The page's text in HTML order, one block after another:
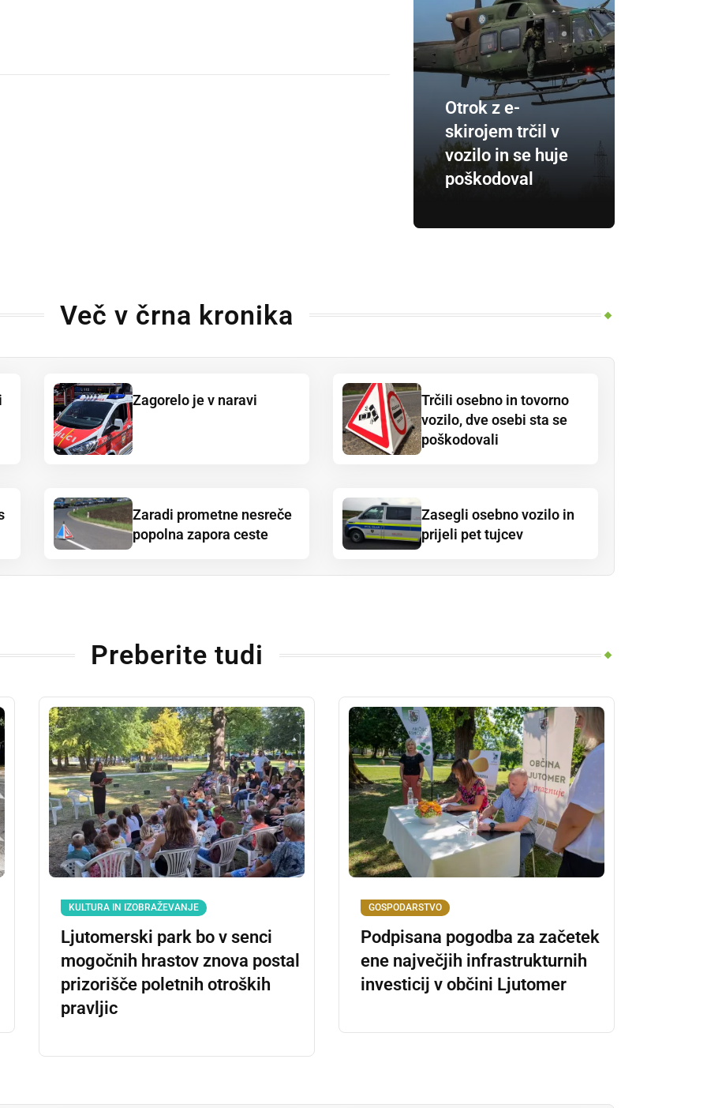
Otrok z e-
skirojem trčil v
vozilo in se huje
poškodoval
Več v črna kronika
Zagorelo je v naravi
Trčili osebno in tovorno
vozilo, dve osebi sta se
poškodovali
Zaradi prometne nesreče
popolna zapora ceste
Zasegli osebno vozilo in
prijeli pet tujcev
Preberite tudi
KULTURA IN IZOBRAŽEVANJE
Ljutomerski park bo v senci
mogočnih hrastov znova postal
prizorišče poletnih otroških
pravljic
GOSPODARSTVO
Podpisana pogodba za začetek
ene največjih infrastrukturnih
investicij v občini Ljutomer